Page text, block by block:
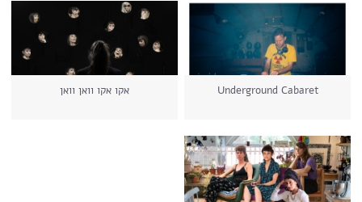
Underground Cabaret אקו אקו וואן וואן